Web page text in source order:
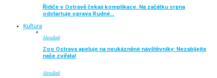
Řidiče v Ostravě čekají komplikace. Na začátku srpna
odstartuje oprava Rudné…
Kultura
Aktuálně
Zoo Ostrava apeluje na neukázněné návštěvníky: Nezabíjejte
naše zvířata!
Aktuálně